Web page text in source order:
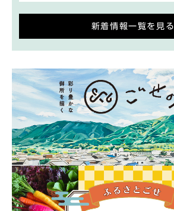
新着情報一覧を見る